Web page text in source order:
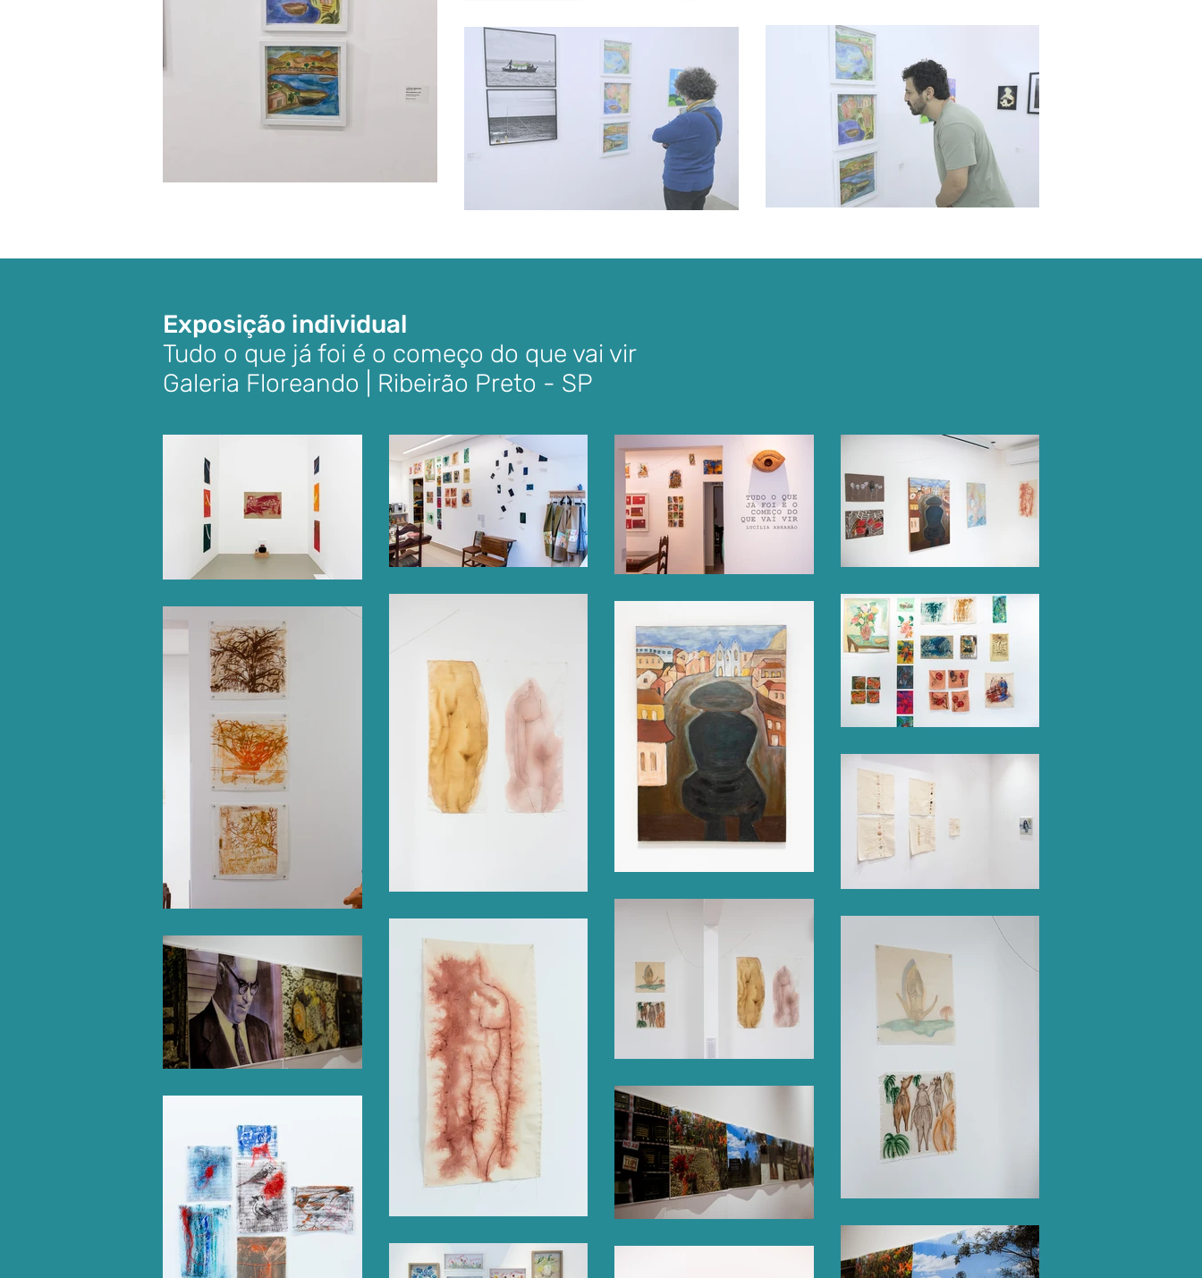
Exposição individual
Tudo o que já foi é o começo do que vai vir
Galeria Floreando | Ribeirão Preto - SP